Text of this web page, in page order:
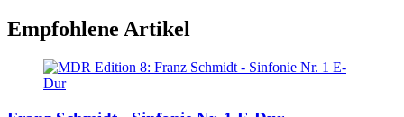
Empfohlene Artikel